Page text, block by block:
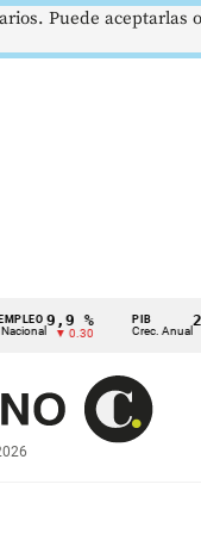
%
▼ 0.30
PIB
Crec. Anual
2,8 %
▲ 0.10
Puede aceptarlas